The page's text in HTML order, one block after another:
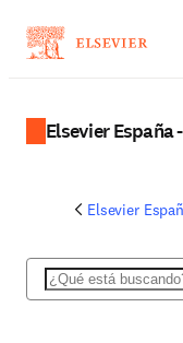
Elsevier España
Elsevier
Buscar